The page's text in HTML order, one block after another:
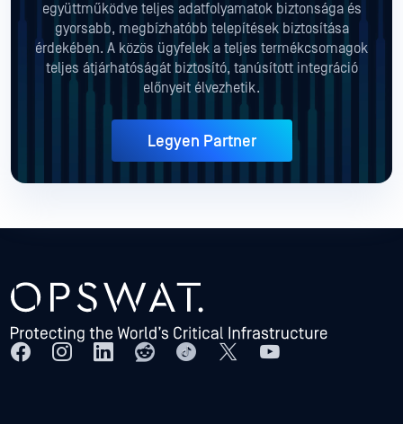
együttműködve teljes adatfolyamatok biztonsága és
gyorsabb, megbízhatóbb telepítések biztosítása
érdekében. A közös ügyfelek a teljes termékcsomagok
teljes átjárhatóságát biztosító, tanúsított integráció
előnyeit élvezhetik.
Legyen Partner